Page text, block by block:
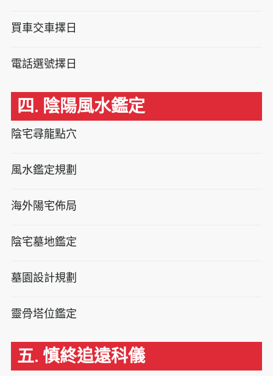
買車交車擇日
電話選號擇日
四. 陰陽風水鑑定
陰宅尋龍點穴
風水鑑定規劃
海外陽宅佈局
陰宅墓地鑑定
墓園設計規劃
靈骨塔位鑑定
五. 慎終追遠科儀